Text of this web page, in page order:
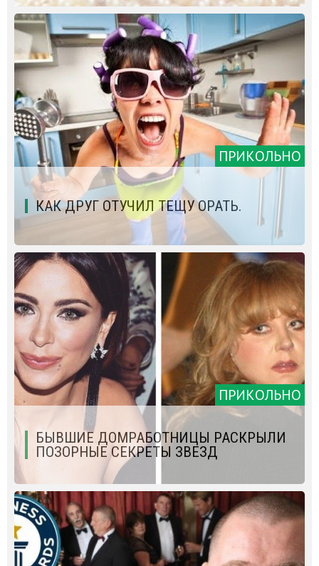
ПРИКОЛЬНО
КАК ДРУГ ОТУЧИЛ ТЕЩУ ОРАТЬ.
ПРИКОЛЬНО
БЫВШИЕ ДОМРАБОТНИЦЫ РАСКРЫЛИ
ПОЗОРНЫЕ СЕКРЕТЫ ЗВЕЗД